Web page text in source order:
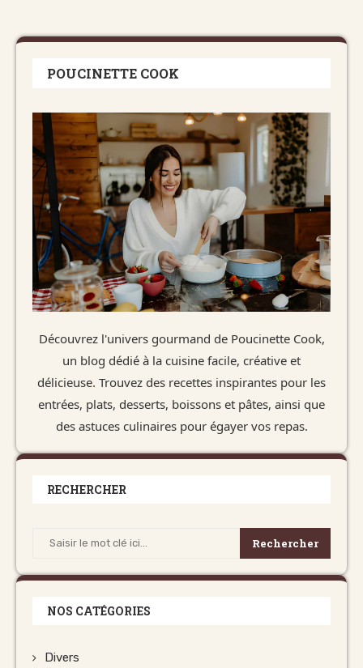
POUCINETTE COOK
Découvrez l'univers gourmand de Poucinette Cook,
un blog dédié à la cuisine facile, créative et
délicieuse. Trouvez des recettes inspirantes pour les
entrées, plats, desserts, boissons et pâtes, ainsi que
des astuces culinaires pour égayer vos repas.
RECHERCHER
Rechercher
NOS CATÉGORIES
Divers